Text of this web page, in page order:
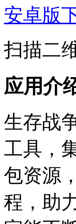
安卓版
扫描二
应用介
生存战
工具，
包资源
程，助